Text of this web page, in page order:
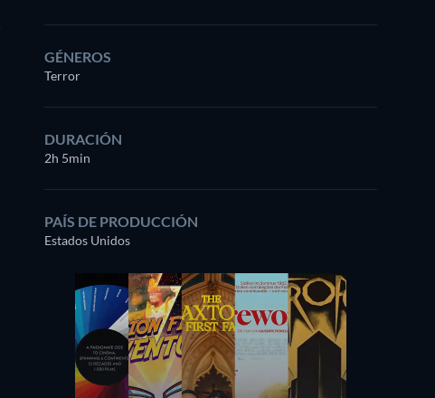
GÉNEROS
Terror
DURACIÓN
2h 5min
PAÍS DE PRODUCCIÓN
Estados Unidos